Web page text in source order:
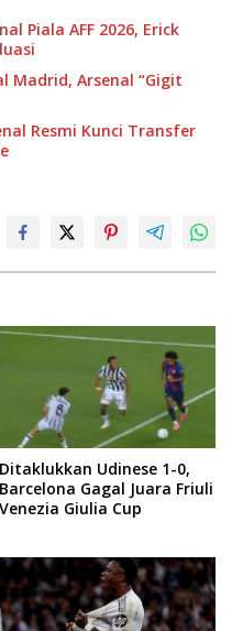
Piala AFF 2026, Erick
Madrid, Arsenal “Gigit
Resmi Kunci Transfer
Ditaklukkan Udinese 1-0,
Barcelona Gagal Juara Friuli
Venezia Giulia Cup